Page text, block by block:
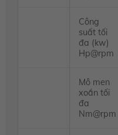
Công
suất tối
đa (kw)
Hp@rpm
Mô men
xoắn tối
đa
Nm@rpm